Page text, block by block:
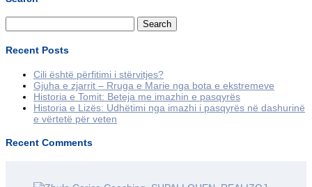
for:
Recent Posts
Cili është përfitimi i stërvitjes?
Gjuha e zjarrit – Rruga e Marie nga bota e ekstremeve
Historia e Tomit: Beteja me imazhin e pasqyrës
Historia e Lizës: Udhëtimi nga imazhi i pasqyrës në dashurinë
e vërtetë për veten
Recent Comments